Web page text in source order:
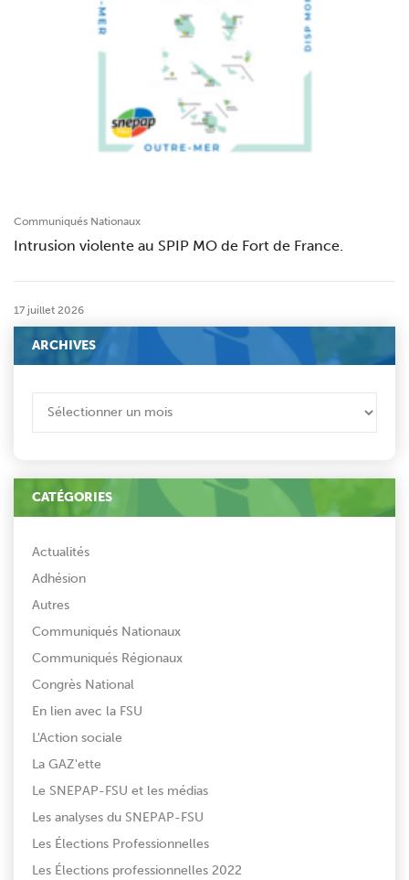
Communiqués Nationaux
Intrusion violente au SPIP MO de Fort de France.
17 juillet 2026
ARCHIVES
CATÉGORIES
Actualités
Adhésion
Autres
Communiqués Nationaux
Communiqués Régionaux
Congrès National
En lien avec la FSU
L'Action sociale
La GAZ'ette
Le SNEPAP-FSU et les médias
Les analyses du SNEPAP-FSU
Les Élections Professionnelles
Les Élections professionnelles 2022